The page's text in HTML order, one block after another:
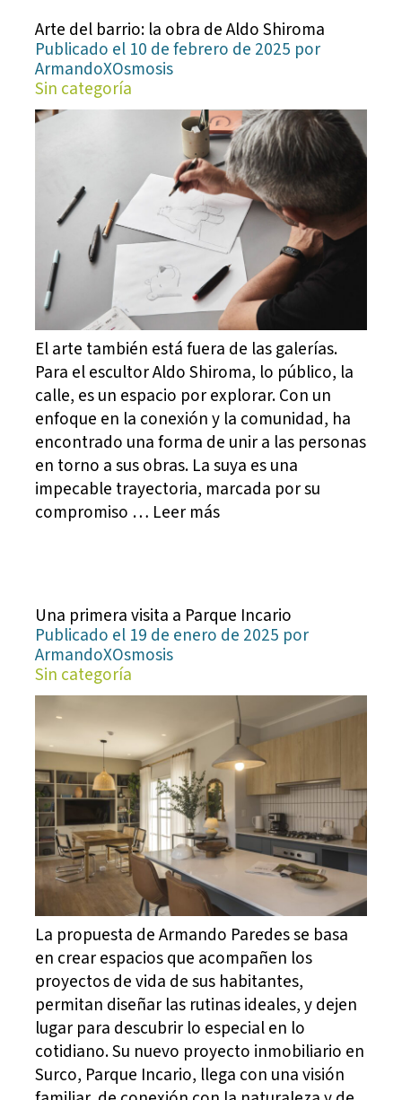
Arte del barrio: la obra de Aldo Shiroma
Publicado el 10 de febrero de 2025 por
ArmandoXOsmosis
Sin categoría
El arte también está fuera de las galerías.
Para el escultor Aldo Shiroma, lo público, la
calle, es un espacio por explorar. Con un
enfoque en la conexión y la comunidad, ha
encontrado una forma de unir a las personas
en torno a sus obras. La suya es una
impecable trayectoria, marcada por su
compromiso … Leer más
Una primera visita a Parque Incario
Publicado el 19 de enero de 2025 por
ArmandoXOsmosis
Sin categoría
La propuesta de Armando Paredes se basa
en crear espacios que acompañen los
proyectos de vida de sus habitantes,
permitan diseñar las rutinas ideales, y dejen
lugar para descubrir lo especial en lo
cotidiano. Su nuevo proyecto inmobiliario en
Surco, Parque Incario, llega con una visión